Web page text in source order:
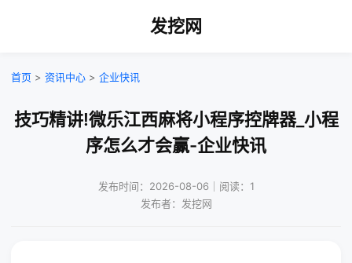
发挖网
首页 > 资讯中心 > 企业快讯
技巧精讲!微乐江西麻将小程序控牌器_小程
序怎么才会赢-企业快讯
发布时间：2026-08-06｜阅读：1
发布者：发挖网